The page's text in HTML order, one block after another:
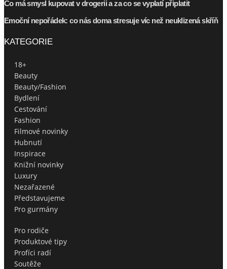
Co má smysl kupovat v drogerii a za co se vyplatí připlatit
Emoční nepořádek: co nás doma stresuje víc než neuklizená skříň
KATEGORIE
18+
Beauty
Beauty/Fashion
Bydlení
Cestování
Fashion
Filmové novinky
Hubnutí
Inspirace
Knižní novinky
Luxury
Nezařazené
Představujeme
Pro gurmány
Pro rodiče
Produktové tipy
Profíci radí
Soutěže